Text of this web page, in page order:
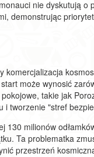
nie dyskutują o
demonstrując priorytet
komercjalizacja
może wynosić
takie jak
tworzenie "stref
130 milionów
Ta problematka
przestrzeń